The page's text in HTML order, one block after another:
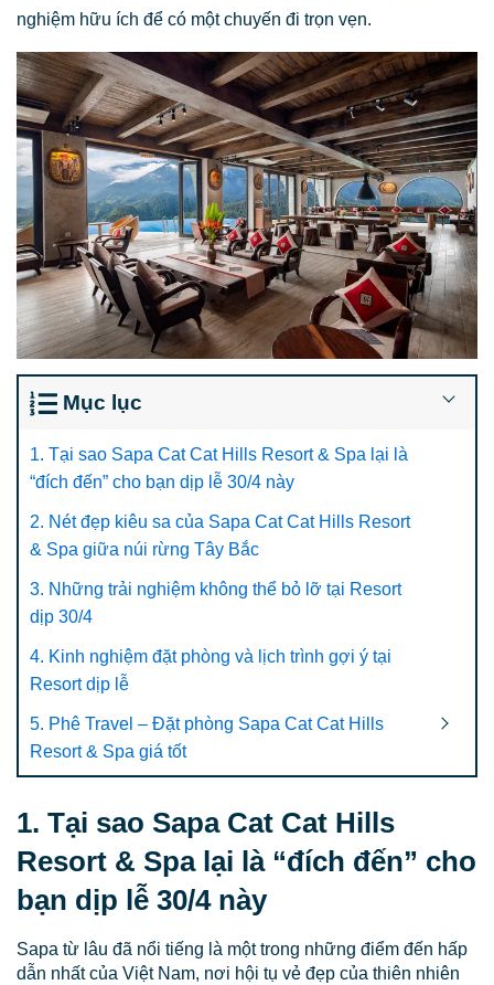
nghiệm hữu ích để có một chuyến đi trọn vẹn.
Mục lục
1. Tại sao Sapa Cat Cat Hills Resort & Spa lại là
“đích đến” cho bạn dịp lễ 30/4 này
2. Nét đẹp kiêu sa của Sapa Cat Cat Hills Resort
& Spa giữa núi rừng Tây Bắc
3. Những trải nghiệm không thể bỏ lỡ tại Resort
dịp 30/4
4. Kinh nghiệm đặt phòng và lịch trình gợi ý tại
Resort dịp lễ
5. Phê Travel – Đặt phòng Sapa Cat Cat Hills
Resort & Spa giá tốt
1. Tại sao Sapa Cat Cat Hills
Resort & Spa lại là “đích đến” cho
bạn dịp lễ 30/4 này
Sapa từ lâu đã nổi tiếng là một trong những điểm đến hấp
dẫn nhất của Việt Nam, nơi hội tụ vẻ đẹp của thiên nhiên